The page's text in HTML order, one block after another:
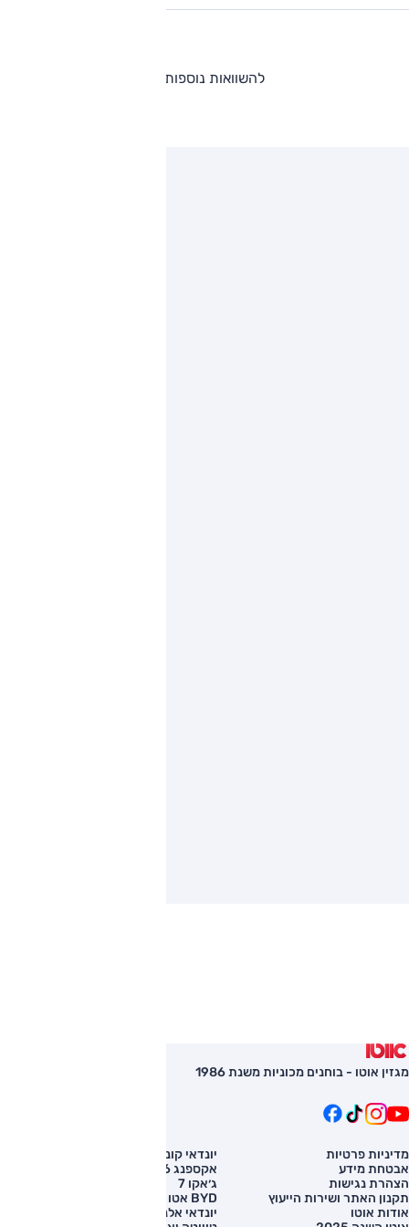
להשוואות נוספות
מגזין אוטו - בוחנים מכוניות משנת 1986
מדיניות פרטיות
אבטחת מידע
הצהרת נגישות
תקנון האתר ושירות הייעוץ
אודות אוטו
יונדאי קונה
אקספנג G6
ג׳אקו 7
BYD אטו 3
יונדאי אלנטרה